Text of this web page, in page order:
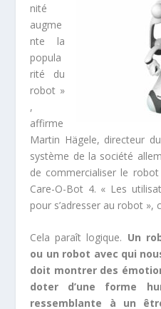
nité
augme
nte la
popula
rité du
robot »
,
affirme
Martin Hägele, directeur
système de la société
de commercialiser le
Care-O-Bot 4. « Les
pour s’adresser au robot »,
Cela paraît logique. Un
ou un robot avec qui
doit montrer des
doter d’une forme
ressemblante à un